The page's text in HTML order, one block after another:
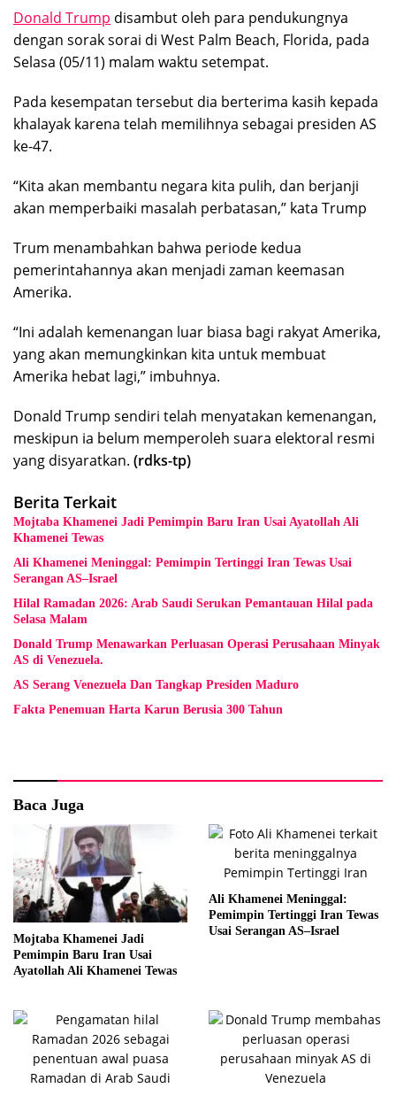
Donald Trump disambut oleh para pendukungnya
dengan sorak sorai di West Palm Beach, Florida, pada
Selasa (05/11) malam waktu setempat.
Pada kesempatan tersebut dia berterima kasih kepada
khalayak karena telah memilihnya sebagai presiden AS
ke-47.
“Kita akan membantu negara kita pulih, dan berjanji
akan memperbaiki masalah perbatasan,” kata Trump
Trum menambahkan bahwa periode kedua
pemerintahannya akan menjadi zaman keemasan
Amerika.
“Ini adalah kemenangan luar biasa bagi rakyat Amerika,
yang akan memungkinkan kita untuk membuat
Amerika hebat lagi,” imbuhnya.
Donald Trump sendiri telah menyatakan kemenangan,
meskipun ia belum memperoleh suara elektoral resmi
yang disyaratkan. (rdks-tp)
Berita Terkait
Mojtaba Khamenei Jadi Pemimpin Baru Iran Usai Ayatollah Ali
Khamenei Tewas
Ali Khamenei Meninggal: Pemimpin Tertinggi Iran Tewas Usai
Serangan AS–Israel
Hilal Ramadan 2026: Arab Saudi Serukan Pemantauan Hilal pada
Selasa Malam
Donald Trump Menawarkan Perluasan Operasi Perusahaan Minyak
AS di Venezuela.
AS Serang Venezuela Dan Tangkap Presiden Maduro
Fakta Penemuan Harta Karun Berusia 300 Tahun
Baca Juga
Mojtaba Khamenei Jadi
Pemimpin Baru Iran Usai
Ayatollah Ali Khamenei Tewas
Ali Khamenei Meninggal:
Pemimpin Tertinggi Iran Tewas
Usai Serangan AS–Israel